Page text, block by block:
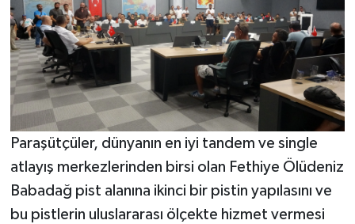
Paraşütçüler, dünyanın en iyi tandem ve single
atlayış merkezlerinden birsi olan Fethiye Ölüdeniz
Babadağ pist alanına ikinci bir pistin yapılasını ve
bu pistlerin uluslararası ölçekte hizmet vermesi